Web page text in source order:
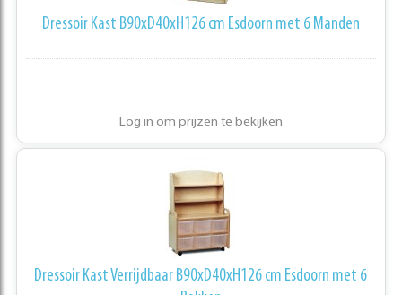
Dressoir Kast B90xD40xH126 cm Esdoorn met 6 Manden
Log in om prijzen te bekijken
Dressoir Kast Verrijdbaar B90xD40xH126 cm Esdoorn met 6